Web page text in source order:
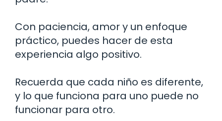
Con paciencia, amor y un enfoque
práctico, puedes hacer de esta
experiencia algo positivo.
Recuerda que cada niño es diferente,
y lo que funciona para uno puede no
funcionar para otro.